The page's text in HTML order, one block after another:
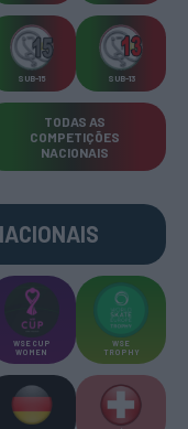
SUB-15 SUB-13
TODAS AS
COMPETIÇÕES
NACIONAIS
WSE CUP
WOMEN
WSE
TROPHY